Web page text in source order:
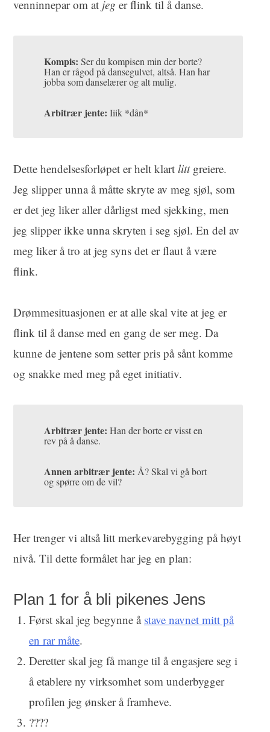
venninnepar om at jeg er flink til å danse.
Kompis: Ser du kompisen min der borte?
Han er rågod på dansegulvet, altså.Han har
jobba som danselærer og alt mulig.
Arbitrær jente: Iiik *dån*
Dette hendelsesforløpet er helt klartlittgreiere.
Jeg slipper unna å måtte skryte av meg sjøl, som
er det jeg liker aller dårligst med sjekking, men
jeg slipper ikke unna skryten i seg sjøl.En del av
meg liker å tro at jeg syns det er flaut å være
flink.
Drømmesituasjonen er at alle skal vite at jeg er
flink til å danse med en gang de ser meg. Da
kunne de jentene som setter pris på sånt komme
og snakke med meg på eget initiativ.
Arbitrær jente: Han der borte er visst en
rev på å danse.
Annen arbitrær jente: Å? Skal vi gå bort
og spørre om de vil?
Her trenger vi altså litt merkevarebygging på høyt
nivå. Til dette formålet har jeg en plan:
Plan 1 for å bli pikenes Jens
Først skal jeg begynne å stave navnet mitt på
en rar måte.
Deretter skal jeg få mange til å engasjere seg i
å etablere ny virksomhet som underbygger
profilen jeg ønsker å framheve.
????